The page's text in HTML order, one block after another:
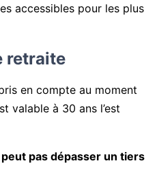
accessibles pour les plus
retraite
en compte au moment
valable à 30 ans l’est
pas dépasser un tiers